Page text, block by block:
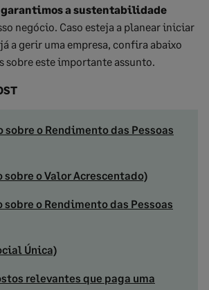
garantimos a sustentabilidade
negócio. Caso esteja a planear iniciar
a gerir uma empresa, confira abaixo
sobre este importante assunto.
sobre o Rendimento das Pessoas
sobre o Valor Acrescentado)
sobre o Rendimento das Pessoas
Única)
relevantes que paga uma